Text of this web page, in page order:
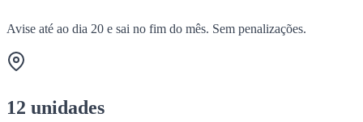
Avise até ao dia 20 e sai no fim do mês. Sem penalizações.
12 unidades